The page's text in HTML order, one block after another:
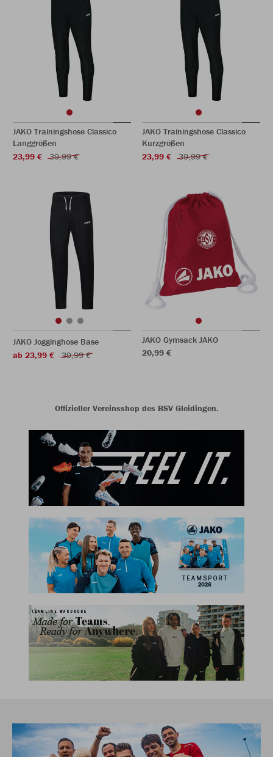
JAKO Trainingshose Classico
Langgrößen
23,99 €
39,99 €
JAKO Trainingshose Classico
Kurzgrößen
23,99 €
39,99 €
JAKO Jogginghose Base
ab 23,99 €
39,99 €
JAKO Gymsack JAKO
20,99 €
Offizieller Vereinsshop des BSV Gleidingen.